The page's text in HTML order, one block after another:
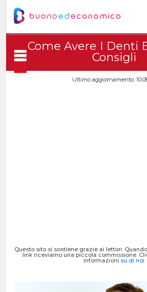
Come Avere I Denti
Consigli
Ultimo aggiornamento:
Questo sito si sostiene grazie ai lettori.
link riceviamo una piccola commissione.
informazioni su di noi